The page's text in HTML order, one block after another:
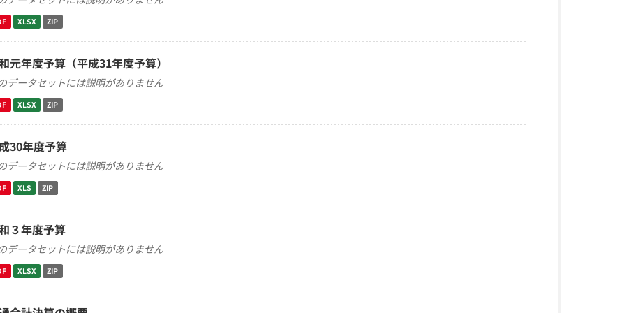
XLSX ZIP
元年度予算（平成31年度予算）
データセットには説明がありません
XLSX ZIP
30年度予算
データセットには説明がありません
XLS ZIP
３年度予算
データセットには説明がありません
XLSX ZIP